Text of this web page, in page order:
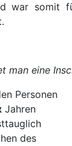
war somit
man eine
Personen
Jahren
des